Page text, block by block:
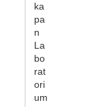
ka
pa
n
La
bo
rat
ori
um